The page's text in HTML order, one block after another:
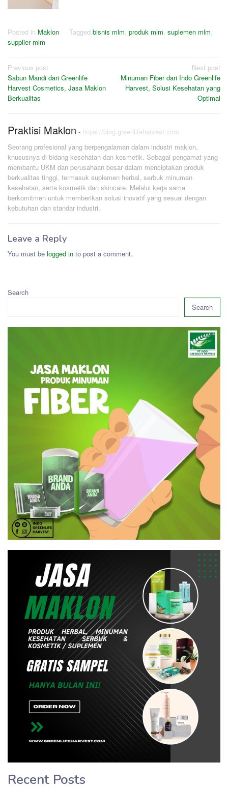
Posted in Maklon Tagged bisnis mlm produk mlm suplemen mlm
supplier mlm
Post
navigation
Previous post
Sabun Mandi dari Greenlife
Harvest Cosmetics, Jasa Maklon
Berkualitas
Next post
Minuman Fiber dari Indo Greenlife
Harvest, Solusi Kesehatan yang
Optimal
Praktisi Maklon - https://blog.greenlifeharvest.com
Seorang profesional yang berpengalaman dalam industri maklon,
khususnya di bidang kesehatan dan kosmetik. Sebagai pengamat yang
membantu UKM dan perusahaan besar dalam menciptakan produk
berkualitas tinggi, termasuk suplemen herbal, serbuk minuman
kesehatan, serta kosmetik dan skincare. Melalui kerja sama
berkomitmen untuk memberikan solusi inovatif yang sesuai dengan
kebutuhan dan standar industri.
Leave a Reply
You must be logged in to post a comment.
Search
Search
Recent Posts